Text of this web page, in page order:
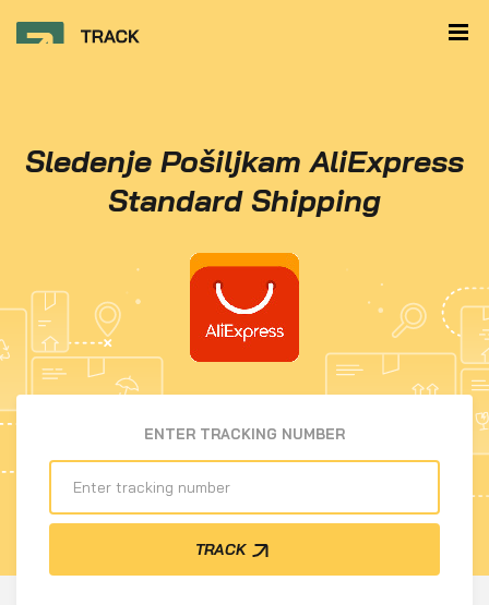
Sledenje Pošiljkam AliExpress
Standard Shipping
ENTER TRACKING NUMBER
TRACK